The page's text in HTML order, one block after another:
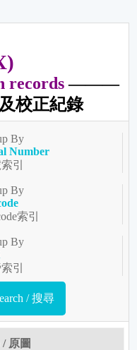
records ———
校正紀錄
By
Number
引
By
索引
By
引
原圖